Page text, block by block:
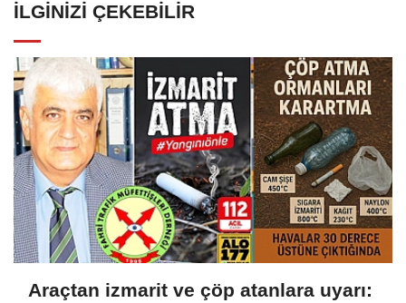
İLGINIZI ÇEKEBILIR
Araçtan izmarit ve çöp atanlara uyarı: